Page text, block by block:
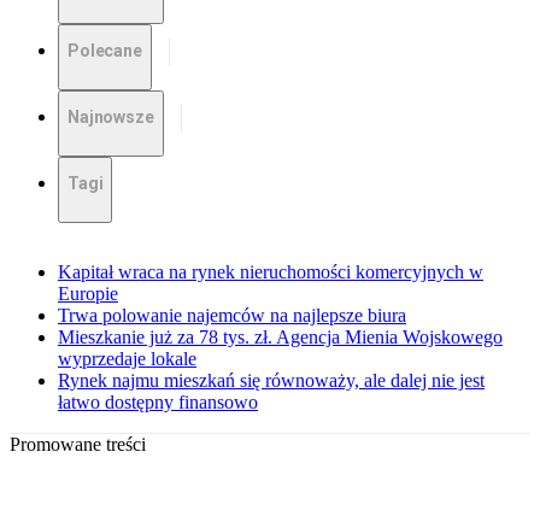
Polecane
Najnowsze
Tagi
Kapitał wraca na rynek nieruchomości komercyjnych w
Europie
Trwa polowanie najemców na najlepsze biura
Mieszkanie już za 78 tys. zł. Agencja Mienia Wojskowego
wyprzedaje lokale
Rynek najmu mieszkań się równoważy, ale dalej nie jest
łatwo dostępny finansowo
Promowane treści